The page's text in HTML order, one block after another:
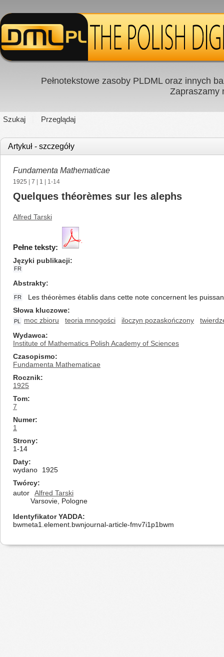
Pełnotekstowe zasoby PLDML oraz innych
Zapraszamy
Szukaj Przeglądaj
Artykuł - szczegóły
Fundamenta Mathematicae
1925 7 1 | 1-14
Quelques théorèmes sur les alephs
Alfred Tarski
Pełne teksty:
Języki publikacji
FR
Abstrakty
FR
Les théorèmes établis dans cette note concernent les
Słowa kluczowe
PL moc zbioru teoria mnogości iloczyn pozaskończony
Wydawca
Institute of Mathematics Polish Academy of Sciences
Czasopismo
Fundamenta Mathematicae
Rocznik
1925
Tom
7
Numer
1
Strony
1-14
Daty
wydano
1925
Twórcy
autor
Alfred Tarski
Varsovie, Pologne
Identyfikator YADDA
bwmeta1.element.bwnjournal-article-fmv7i1p1bwm